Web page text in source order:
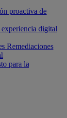
proactiva de
digital
Remediaciones
para la